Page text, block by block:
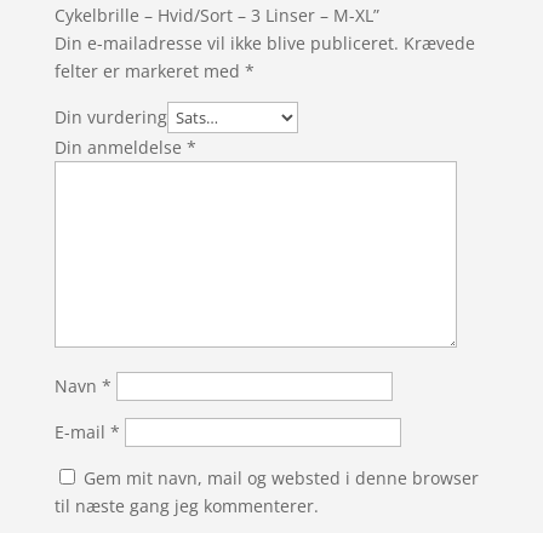
Cykelbrille – Hvid/Sort – 3 Linser – M-XL”
Din e-mailadresse vil ikke blive publiceret. Krævede
felter er markeret med *
Din vurdering
Din anmeldelse *
Navn *
E-mail *
Gem mit navn, mail og websted i denne browser
til næste gang jeg kommenterer.